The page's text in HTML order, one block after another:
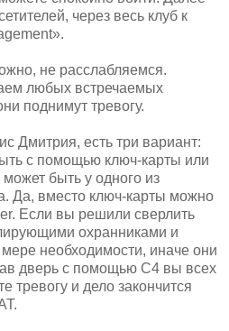
через весь клуб к
не расслабляемся.
любых встречаемых
поднимут тревогу.
Дмитрия, есть три вариант:
с помощью ключ-карты или
быть у одного из
Да, вместо ключ-карты можно
Если вы решили сверлить
охранниками и
необходимости, иначе они
дверь с помощью C4 вы всех
тревогу и дело закончится